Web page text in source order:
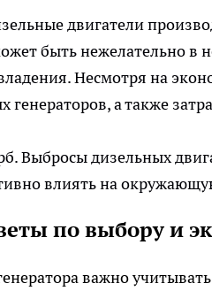
двигатели
быть нежелательно в
Несмотря на
генераторов, а также
Выбросы дизельных
влиять на
по выбору и
важно